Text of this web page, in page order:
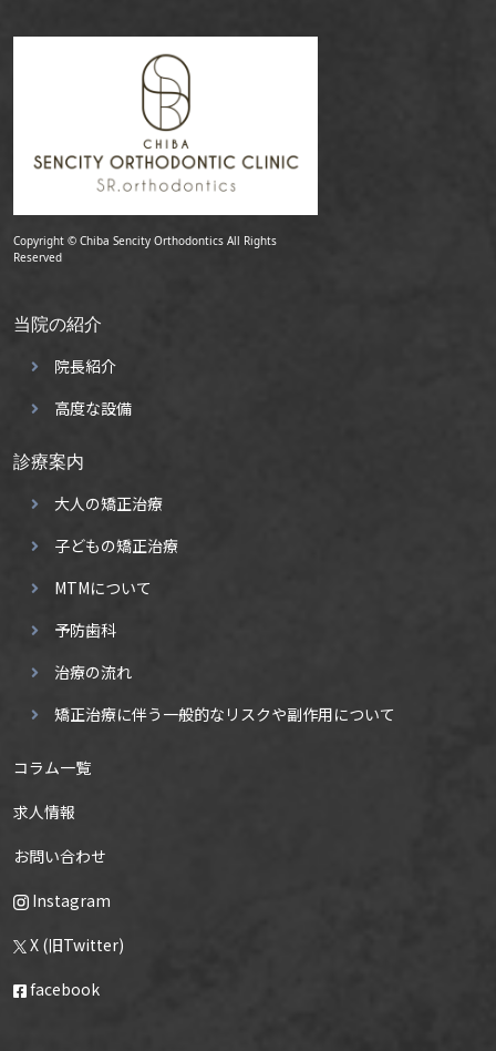
Copyright © Chiba Sencity Orthodontics All Rights
Reserved
当院の紹介
院長紹介
高度な設備
診療案内
大人の矯正治療
子どもの矯正治療
MTMについて
予防歯科
治療の流れ
矯正治療に伴う一般的なリスクや副作用について
コラム一覧
求人情報
お問い合わせ
Instagram
X (旧Twitter)
facebook